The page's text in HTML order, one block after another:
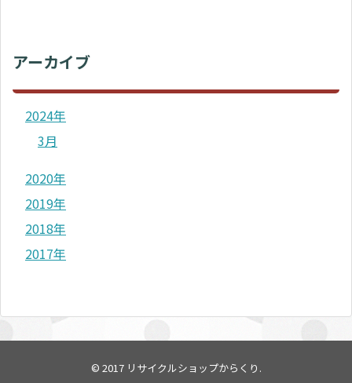
アーカイブ
2024年
3月
2020年
2019年
2018年
2017年
© 2017 リサイクルショップからくり .